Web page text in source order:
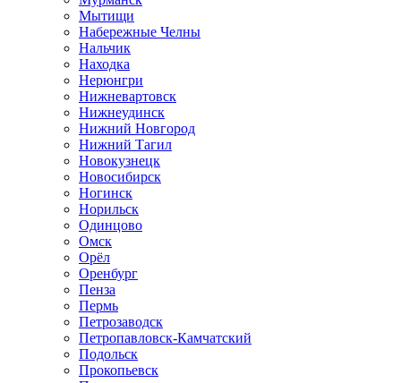
Мытищи
Набережные Челны
Нальчик
Находка
Нерюнгри
Нижневартовск
Нижнеудинск
Нижний Новгород
Нижний Тагил
Новокузнецк
Новосибирск
Ногинск
Норильск
Одинцово
Омск
Орёл
Оренбург
Пенза
Пермь
Петрозаводск
Петропавловск-Камчатский
Подольск
Прокопьевск